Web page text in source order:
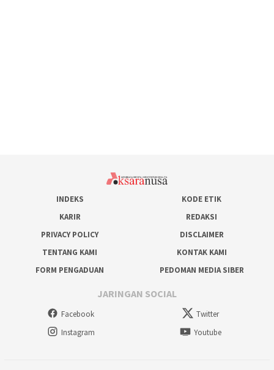
INDEKS
KODE ETIK
KARIR
REDAKSI
PRIVACY POLICY
DISCLAIMER
TENTANG KAMI
KONTAK KAMI
FORM PENGADUAN
PEDOMAN MEDIA SIBER
JARINGAN SOCIAL
Facebook
Twitter
Instagram
Youtube